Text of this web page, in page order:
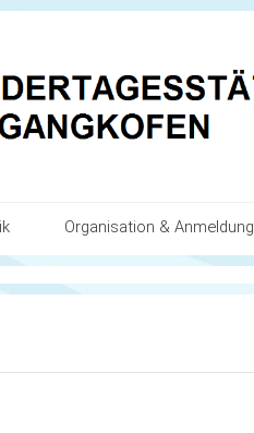
des Kindes
Organisation & Anmeldung
Anmeldung